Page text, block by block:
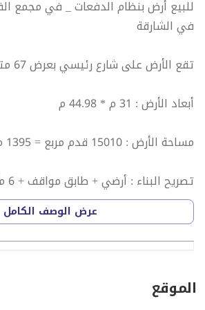
للبيع أرض بنظام الدفعات _ في مجمع
في الشارقة
تقع الأرض على شارع رئيسي بعرض 67 متر
أبعاد الأرض : 31 م * 44.98 م
مساحة الأرض : 15010 قدم مربع = 1395 متر مربع
تصريح البناء : أرضي + طابق مواقف + 6 مكرر.
قيمة البيع : 10,507,000 درهم إماراتي
دفعة مقدمة : 7,880,059 درهم
كل أربعة أشهر قسط بقيمة 525,388 درهم
القسط الأول بتاريخ 14/6/2026
عرض الوصف الكامل
الموقع